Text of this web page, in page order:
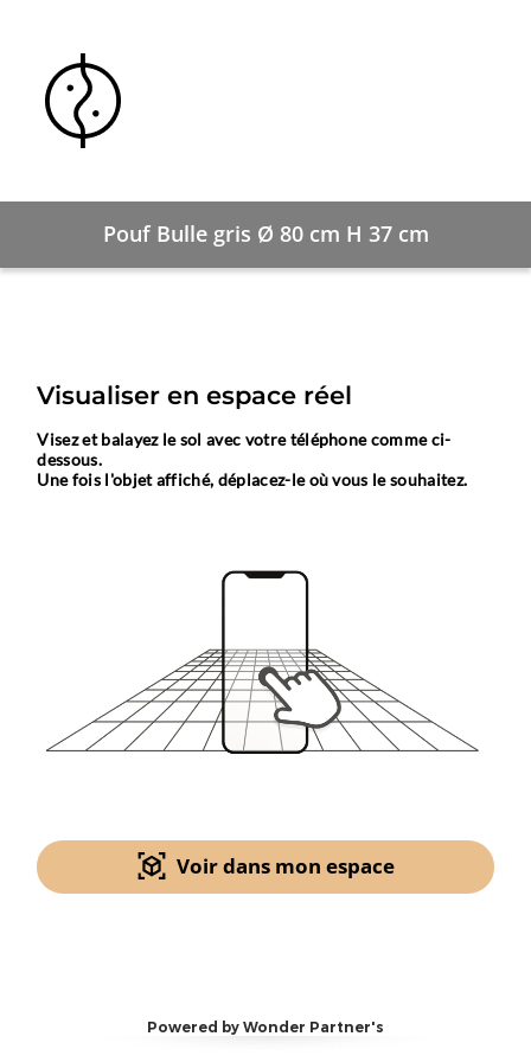
Pouf Bulle gris Ø 80 cm H 37 cm
Visualiser en espace réel
Visez et balayez le sol avec votre téléphone comme ci-
dessous.
Une fois l'objet affiché, déplacez-le où vous le souhaitez.
Voir dans mon espace
Powered by Wonder Partner's